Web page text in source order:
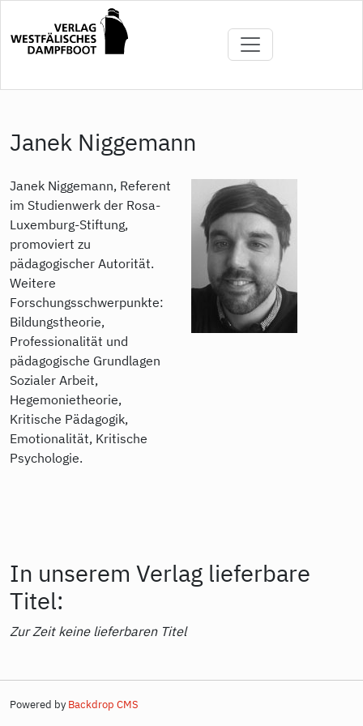
Inhalt
Janek Niggemann
Janek Niggemann, Referent
im Studienwerk der Rosa-
Luxemburg-Stiftung,
promoviert zu
pädagogischer Autorität.
Weitere
Forschungsschwerpunkte:
Bildungstheorie,
Professionalität und
pädagogische Grundlagen
Sozialer Arbeit,
Hegemonietheorie,
Kritische Pädagogik,
Emotionalität, Kritische
Psychologie.
In unserem Verlag lieferbare
Titel:
Zur Zeit keine lieferbaren Titel
Powered by Backdrop CMS